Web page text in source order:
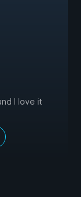
I love it